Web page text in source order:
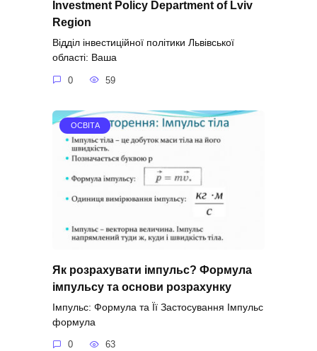
Investment Policy Department of Lviv
Region
Відділ інвестиційної політики Львівської
області: Ваша
0 59
ОСВІТА
Як розрахувати імпульс? Формула
імпульсу та основи розрахунку
Імпульс: Формула та Її Застосування Імпульс
формула
0 63